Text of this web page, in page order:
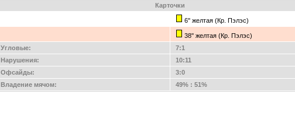
Карточки
6'' желтая (Кр. Пэлэс)
38'' желтая (Кр. Пэлэс)
Угловые:
7:1
Нарушения:
10:11
Офсайды:
3:0
Владение мячом:
49% : 51%